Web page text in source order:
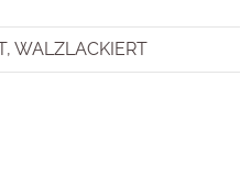
WALZLACKIERT